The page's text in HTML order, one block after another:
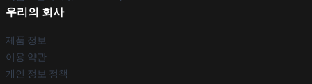
우리의 회사
제품 정보
이용 약관
개인 정보 정책